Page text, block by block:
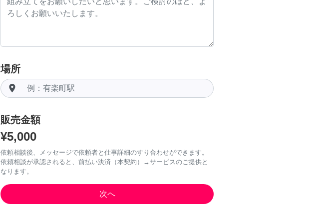
場所
room
販売金額
¥5,000
依頼相談後、メッセージで依頼者と仕事詳細のすり合わせができます。
依頼相談が承認されると、前払い決済（本契約）→サービスのご提供と
なります。